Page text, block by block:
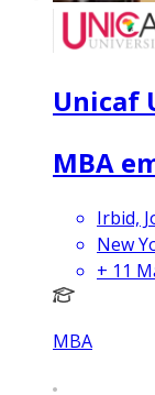
Unicaf
MBA
Irbid,
New
+ 11
MBA